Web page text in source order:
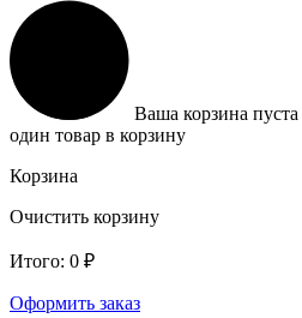
Ваша корзина пуста
один товар в корзину
Корзина
Очистить корзину
Итого: 0 ₽
Оформить заказ